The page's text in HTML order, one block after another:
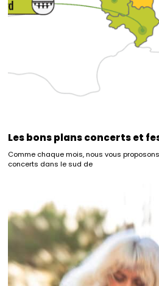
Les bons plans concerts et
Comme chaque mois, nous vous
concerts dans le sud de